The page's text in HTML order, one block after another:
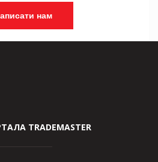
нам
TRADEMASTER